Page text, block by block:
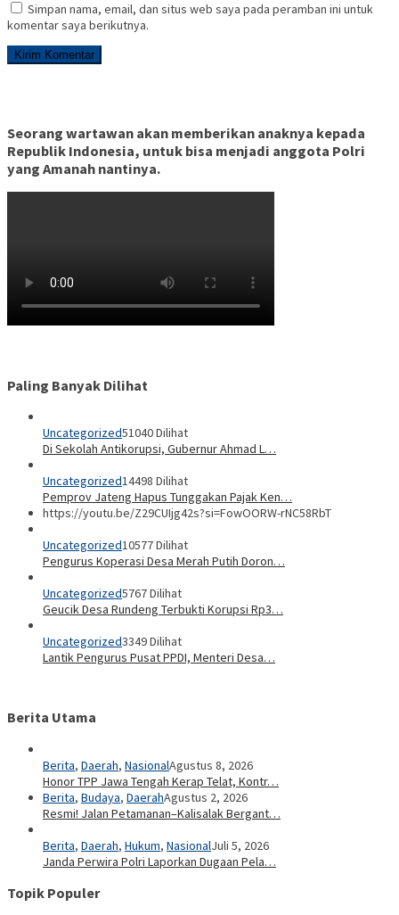
Simpan nama, email, dan situs web saya pada peramban ini untuk
komentar saya berikutnya.
Seorang wartawan akan memberikan anaknya kepada
Republik Indonesia, untuk bisa menjadi anggota Polri
yang Amanah nantinya.
Paling Banyak Dilihat
Uncategorized51040 Dilihat
Di Sekolah Antikorupsi, Gubernur Ahmad L…
Uncategorized14498 Dilihat
Pemprov Jateng Hapus Tunggakan Pajak Ken…
https://youtu.be/Z29CUIjg42s?si=FowOORW-rNC58RbT
Uncategorized10577 Dilihat
Pengurus Koperasi Desa Merah Putih Doron…
Uncategorized5767 Dilihat
Geucik Desa Rundeng Terbukti Korupsi Rp3…
Uncategorized3349 Dilihat
Lantik Pengurus Pusat PPDI, Menteri Desa…
Berita Utama
Berita, Daerah, NasionalAgustus 8, 2026
Honor TPP Jawa Tengah Kerap Telat, Kontr…
Berita, Budaya, DaerahAgustus 2, 2026
Resmi! Jalan Petamanan–Kalisalak Bergant…
Berita, Daerah, Hukum, NasionalJuli 5, 2026
Janda Perwira Polri Laporkan Dugaan Pela…
Topik Populer